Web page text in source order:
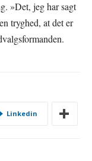
»Det, jeg har sagt
tryghed, at det er
Linkedin